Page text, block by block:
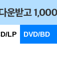
LP DVD/BD